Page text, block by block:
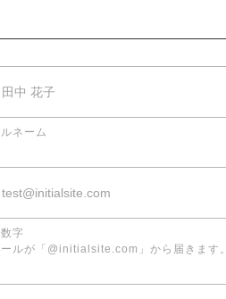
ネーム
字
ルが「@initialsite.com」から届きます。